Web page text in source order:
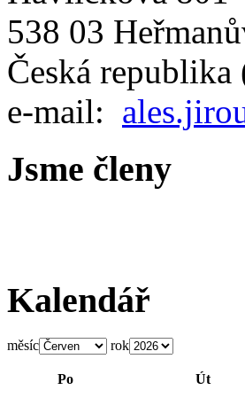
538 03
Česká republika
e-mail:
Jsme členy
Kalendář
měsíc rok
Po Út